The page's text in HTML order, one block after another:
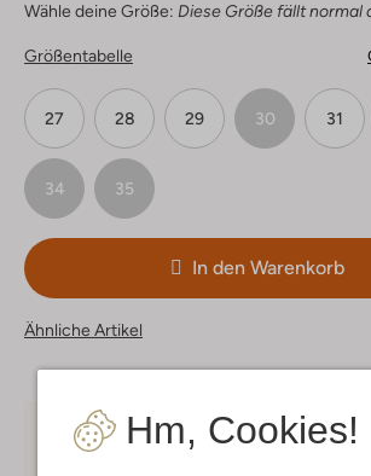
Hm, Cookies!
Wähle deine Größe: Diese Größe fällt normal
Größentabelle
27 28 29 30 31
34 35
In den Warenkorb
Ähnliche Artikel
Kostenloser Versandab € 75 für Club-